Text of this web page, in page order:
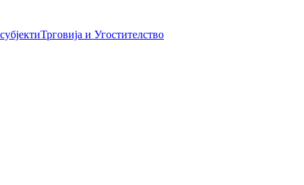
Трговија и Угостителство